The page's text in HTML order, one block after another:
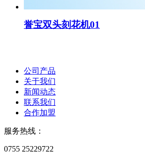
誉宝双头刻花机01
公司产品
关于我们
新闻动态
联系我们
合作加盟
服务热线：
0755 25229722